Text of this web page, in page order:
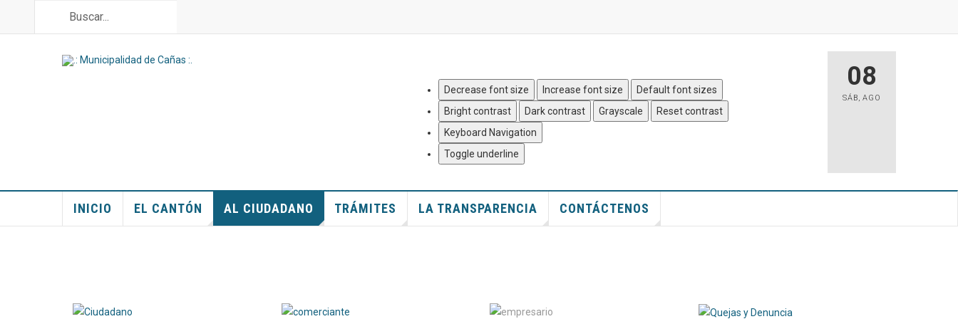
Decrease font size Increase font size
Default font sizes
Bright contrast
Dark contrast Grayscale
Reset contrast
Keyboard Navigation
Toggle underline
08
SÁB, AGO
INICIO EL CANTÓN AL CIUDADANO TRÁMITES LA TRANSPARENCIA CONTÁCTENOS